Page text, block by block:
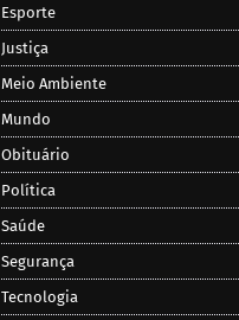
Esporte
Justiça
Meio Ambiente
Mundo
Obituário
Política
Saúde
Segurança
Tecnologia